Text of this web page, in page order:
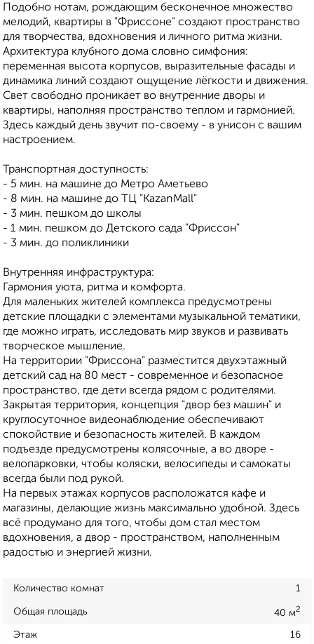
Подобно нотам, рождающим бесконечное множество
мелодий, квартиры в "Фриссоне" создают пространство
для творчества, вдохновения и личного ритма жизни.
Архитектура клубного дома словно симфония:
переменная высота корпусов, выразительные фасады и
динамика линий создают ощущение лёгкости и движения.
Свет свободно проникает во внутренние дворы и
квартиры, наполняя пространство теплом и гармонией.
Здесь каждый день звучит по-своему - в унисон с вашим
настроением.
Транспортная доступность:
- 5 мин. на машине до Метро Аметьево
- 8 мин. на машине до ТЦ "KazanMall"
- 3 мин. пешком до школы
- 1 мин. пешком до Детского сада "Фриссон"
- 3 мин. до поликлиники
Внутренняя инфраструктура:
Гармония уюта, ритма и комфорта.
Для маленьких жителей комплекса предусмотрены
детские площадки с элементами музыкальной тематики,
где можно играть, исследовать мир звуков и развивать
творческое мышление.
На территории "Фриссона" разместится двухэтажный
детский сад на 80 мест - современное и безопасное
пространство, где дети всегда рядом с родителями.
Закрытая территория, концепция "двор без машин" и
круглосуточное видеонаблюдение обеспечивают
спокойствие и безопасность жителей. В каждом
подъезде предусмотрены колясочные, а во дворе -
велопарковки, чтобы коляски, велосипеды и самокаты
всегда были под рукой.
На первых этажах корпусов расположатся кафе и
магазины, делающие жизнь максимально удобной. Здесь
всё продумано для того, чтобы дом стал местом
вдохновения, а двор - пространством, наполненным
радостью и энергией жизни.
Количество комнат 1
Общая площадь 40 м2
Этаж 16